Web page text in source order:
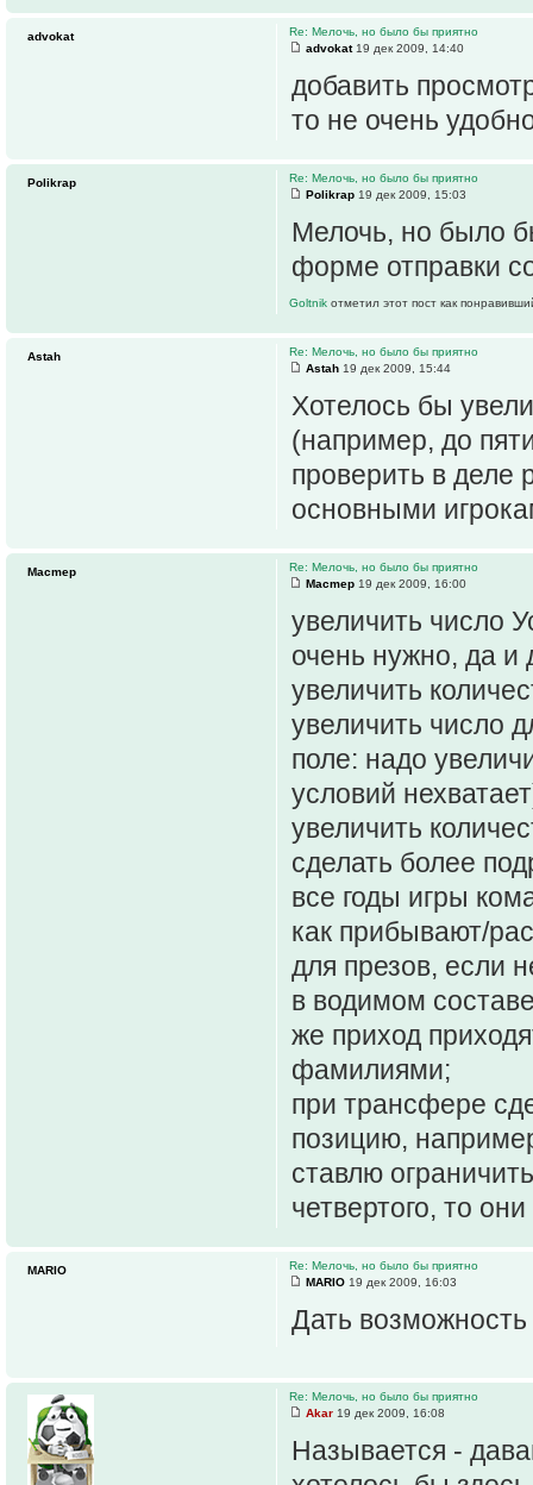
Re: Мелочь, но было бы приятно
advokat19 дек 2009, 14:40
добавить
то не очень
advokat
Re: Мелочь, но было бы приятно
Polikrap 19 дек 2009, 15:03
Мелочь, но было
форме отправки
Goltnik отметил этот пост как
Polikrap
Re: Мелочь, но было бы приятно
Astah 19 дек 2009, 15:44
Хотелось бы
(например, до
проверить в деле
основными
Astah
Re: Мелочь, но было бы приятно
Macmep 19 дек 2009, 16:00
увеличить число
очень нужно, да и
увеличить
увеличить число
поле: надо
условий
увеличить
сделать более
все годы игры
как прибывают/
для презов, если
в водимом
же приход
фамилиями;
при трансфере
позицию,
ставлю
четвертого, то
Macmep
Re: Мелочь, но было бы приятно
МАRIO 19 дек 2009, 16:03
Дать
МАRIO
Re: Мелочь, но было бы приятно
Akar 19 дек 2009, 16:08
Называется -